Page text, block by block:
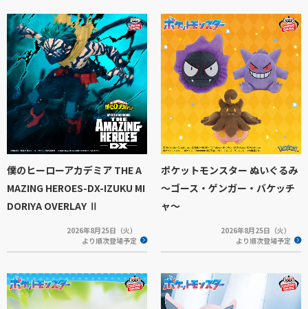
僕のヒーローアカデミア THE A
MAZING HEROES-DX-IZUKU MI
DORIYA OVERLAY Ⅱ
2026年8月25日（火）
より順次登場予定
ポケットモンスター ぬいぐるみ
～ゴース・ゲンガー・バケッチ
ャ～
2026年8月25日（火）
より順次登場予定